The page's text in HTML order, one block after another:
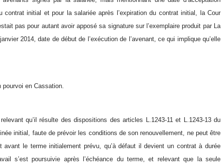
contrat initial et pour la salariée après l’expiration du contrat initial, la Cour
pas pour autant avoir apposé sa signature sur l’exemplaire produit par La
2014, date de début de l’exécution de l’avenant, ce qui implique qu’elle
en Cassation.
qu’il résulte des dispositions des articles L.1243-11 et L.1243-13 du
initial, faute de prévoir les conditions de son renouvellement, ne peut être
avant le terme initialement prévu, qu’à défaut il devient un contrat à durée
s’est poursuivie après l’échéance du terme, et relevant que la seule